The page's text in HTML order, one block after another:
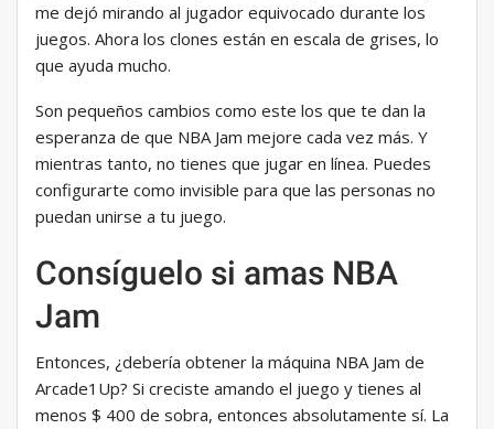
me dejó mirando al jugador equivocado durante los
juegos. Ahora los clones están en escala de grises, lo
que ayuda mucho.
Son pequeños cambios como este los que te dan la
esperanza de que NBA Jam mejore cada vez más. Y
mientras tanto, no tienes que jugar en línea. Puedes
configurarte como invisible para que las personas no
puedan unirse a tu juego.
Consíguelo si amas NBA
Jam
Entonces, ¿debería obtener la máquina NBA Jam de
Arcade1Up? Si creciste amando el juego y tienes al
menos $ 400 de sobra, entonces absolutamente sí. La